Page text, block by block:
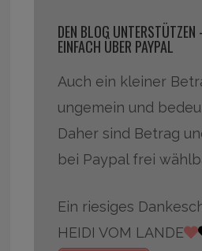
DEN BLOG
EINFACH ÜBER PAYPAL
Auch ein kleiner
ungemein und
Daher sind Betrag
bei Paypal frei
Ein riesiges
HEIDI VOM LANDE